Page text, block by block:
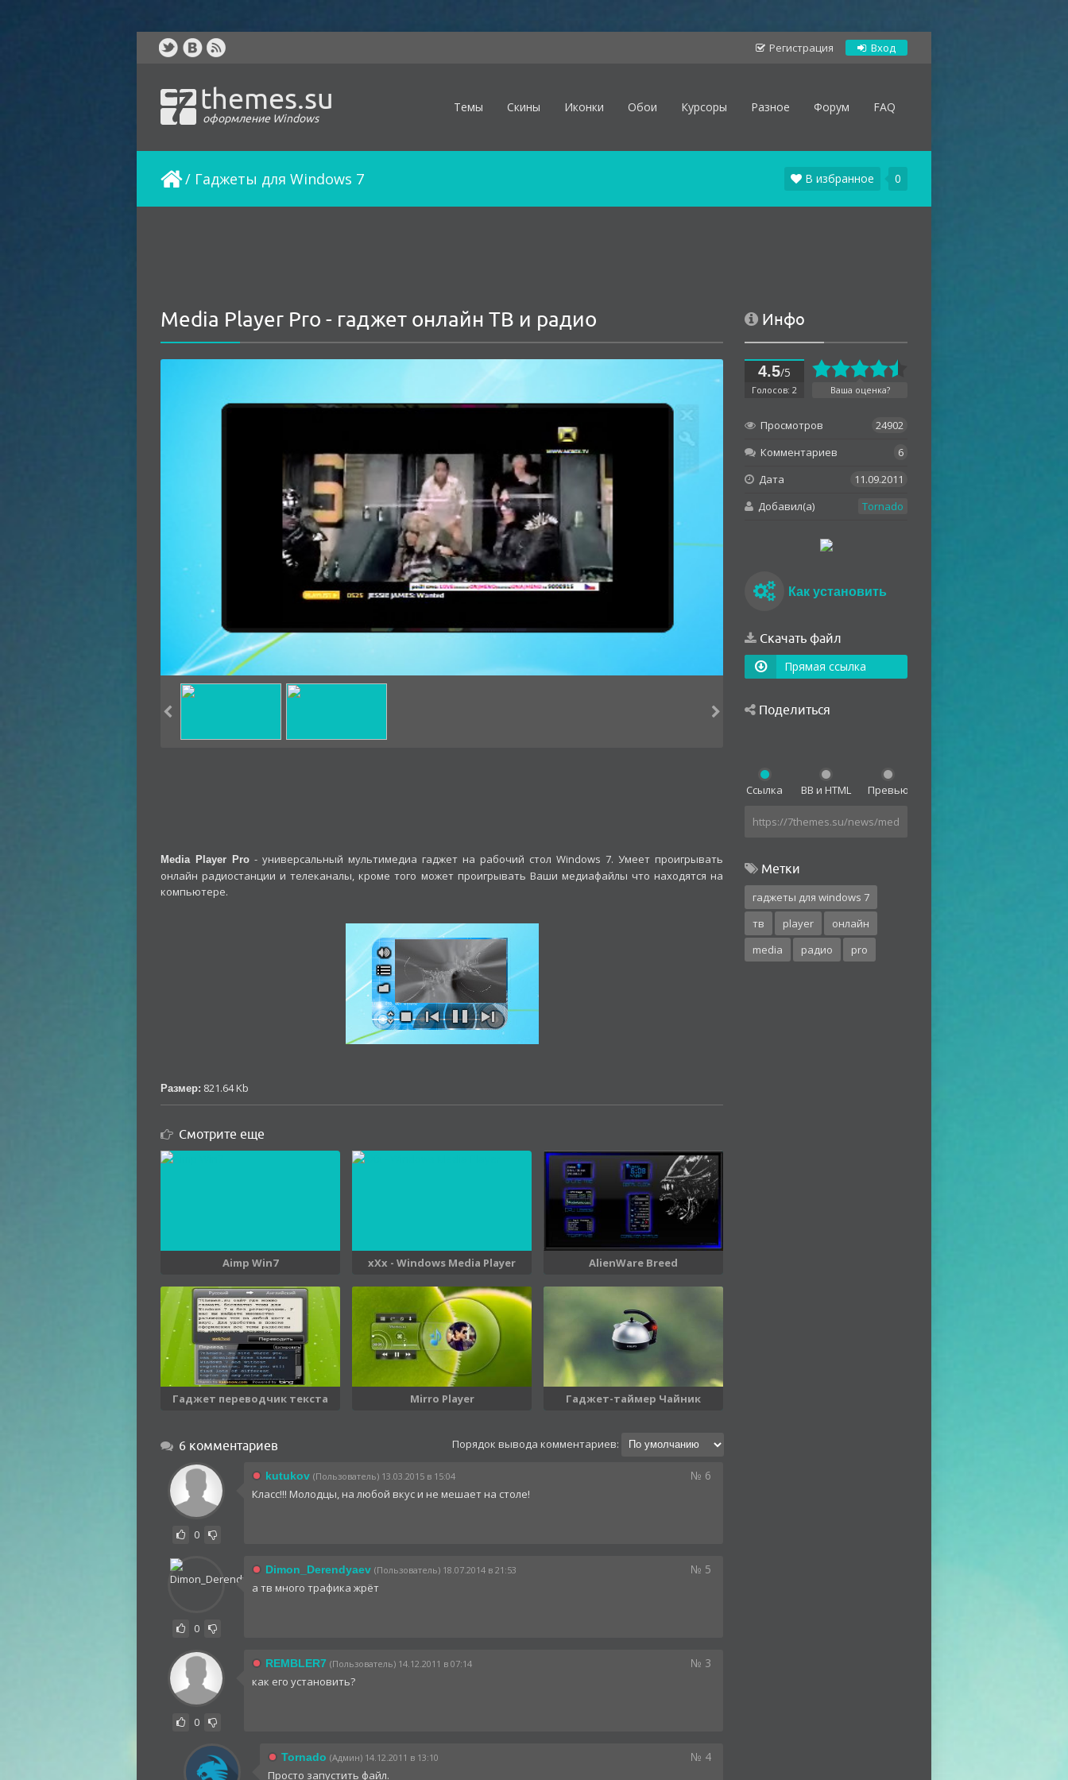
Регистрация Вход
themes.su
оформление Windows
Темы Скины Иконки Обои Курсоры Разное Форум FAQ
/ Гаджеты для Windows 7 0
В избранное
Media Player Pro - гаджет онлайн ТВ и радио
Media Player Pro - универсальный мультимедиа гаджет на рабочий стол Windows 7. Умеет проигрывать
онлайн радиостанции и телеканалы, кроме того может проигрывать Ваши медиафайлы что находятся на
компьютере.
Размер: 821.64 Kb
Смотрите еще
Aimp Win7 xXx - Windows Media Player AlienWare Breed
Гаджет переводчик текста Mirro Player Гаджет-таймер Чайник
6 комментариев Порядок вывода комментариев:
0
kutukov (Пользователь) 13.03.2015 в 15:04 № 6
Класс!!! Молодцы, на любой вкус и не мешает на столе!
0
Dimon_Derendyaev (Пользователь) 18.07.2014 в 21:53 № 5
а тв много трафика жрёт
0
REMBLER7 (Пользователь) 14.12.2011 в 07:14 № 3
как его установить?
Tornado (Админ) 14.12.2011 в 13:10 № 4
Просто запустить файл.
Инфо
4.5/5
Голосов: 2 Ваша оценка?
Просмотров
24902
Комментариев
6
Дата
11.09.2011
Добавил(а)
Tornado
Как установить
Скачать файл
Прямая ссылка
Поделиться
Ссылка BB и HTML Превью
Метки
гаджеты для windows 7
тв
player
онлайн
media
радио pro